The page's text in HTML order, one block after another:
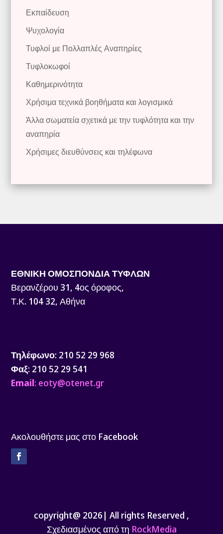
Εκπαίδευση
Ψυχολογία
Τυφλοί με Πολλαπλές Αναπηρίες
Τυφλοκωφοί
Καθημερινότητα
Χρήσιμα τεχνικά βοηθήματα και λογισμικά
Άλλα σωματεία σχετικά με την τυφλότητα και την
αναπηρία
Χρήσιμες διευθύνσεις και τηλέφωνα
ΕΘΝΙΚΗ ΟΜΟΣΠΟΝΔΙΑ ΤΥΦΛΩΝ
Βερανζέρου 31, 4ος όροφος,
Τ.Κ. 104 32, Αθήνα
Τηλέφωνο: 210 52 29 968
Φαξ: 210 52 29 541
Email: eoty@otenet.gr
Ακολουθήστε μας στο Facebook
copyright@ 2026| All rights Reserved ,
Σχεδιασμένος από τη RockMedia